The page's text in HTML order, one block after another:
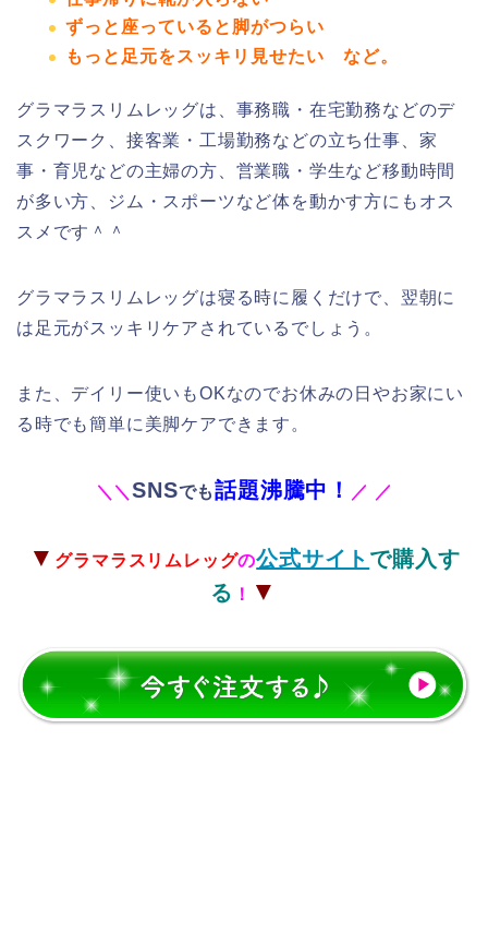
ずっと座っていると脚がつらい
もっと足元をスッキリ見せたい など。
グラマラスリムレッグは、事務職・在宅勤務などのデ
スクワーク、接客業・工場勤務などの立ち仕事、家
事・育児などの主婦の方、営業職・学生など移動時間
が多い方、ジム・スポーツなど体を動かす方にもオス
スメです＾＾
グラマラスリムレッグは寝る時に履くだけで、翌朝に
は足元がスッキリケアされているでしょう。
また、デイリー使いもOKなのでお休みの日やお家にい
る時でも簡単に美脚ケアできます。
＼ ＼SNSでも話題沸騰中！ ／ ／
▼ グラマラスリムレッグの公式サイト で購入す
る ！ ▼